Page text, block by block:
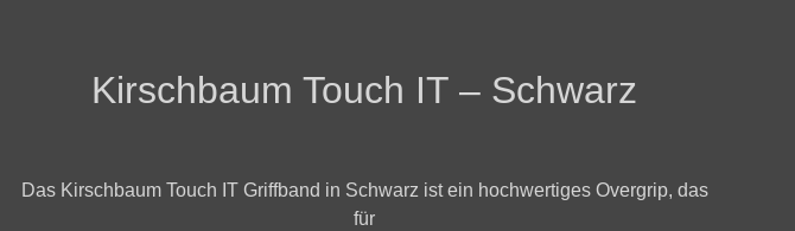
Kirschbaum Touch IT – Schwarz
Das Kirschbaum Touch IT Griffband in Schwarz ist ein hochwertiges Overgrip, das
für